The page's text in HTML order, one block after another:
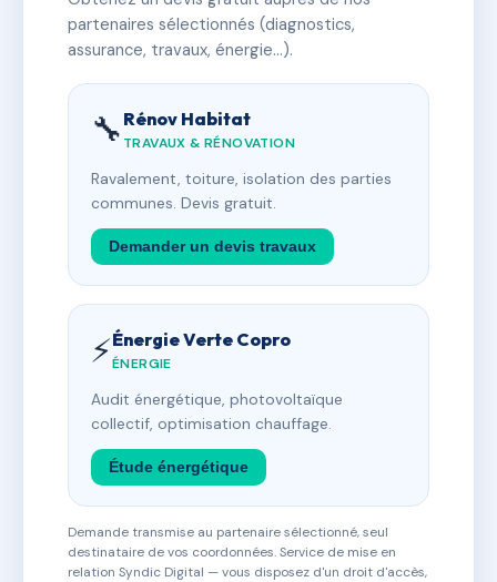
partenaires sélectionnés (diagnostics,
assurance, travaux, énergie…).
🔧 Rénov Habitat
TRAVAUX & RÉNOVATION
Ravalement, toiture, isolation des parties
communes. Devis gratuit.
Demander un devis travaux
⚡Énergie Verte Copro
ÉNERGIE
Audit énergétique, photovoltaïque
collectif, optimisation chauffage.
Étude énergétique
Demande transmise au partenaire sélectionné, seul
destinataire de vos coordonnées. Service de mise en
relation Syndic Digital — vous disposez d'un droit d'accès,